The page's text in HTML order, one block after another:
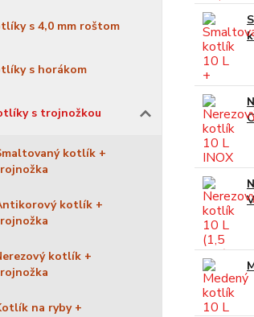
s 4,0 mm roštom
s horákom
s trojnožkou
kotlík +
kotlík +
kotlík +
na ryby +